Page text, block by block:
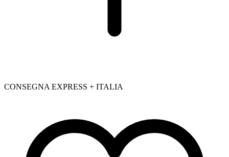
CONSEGNA EXPRESS + ITALIA